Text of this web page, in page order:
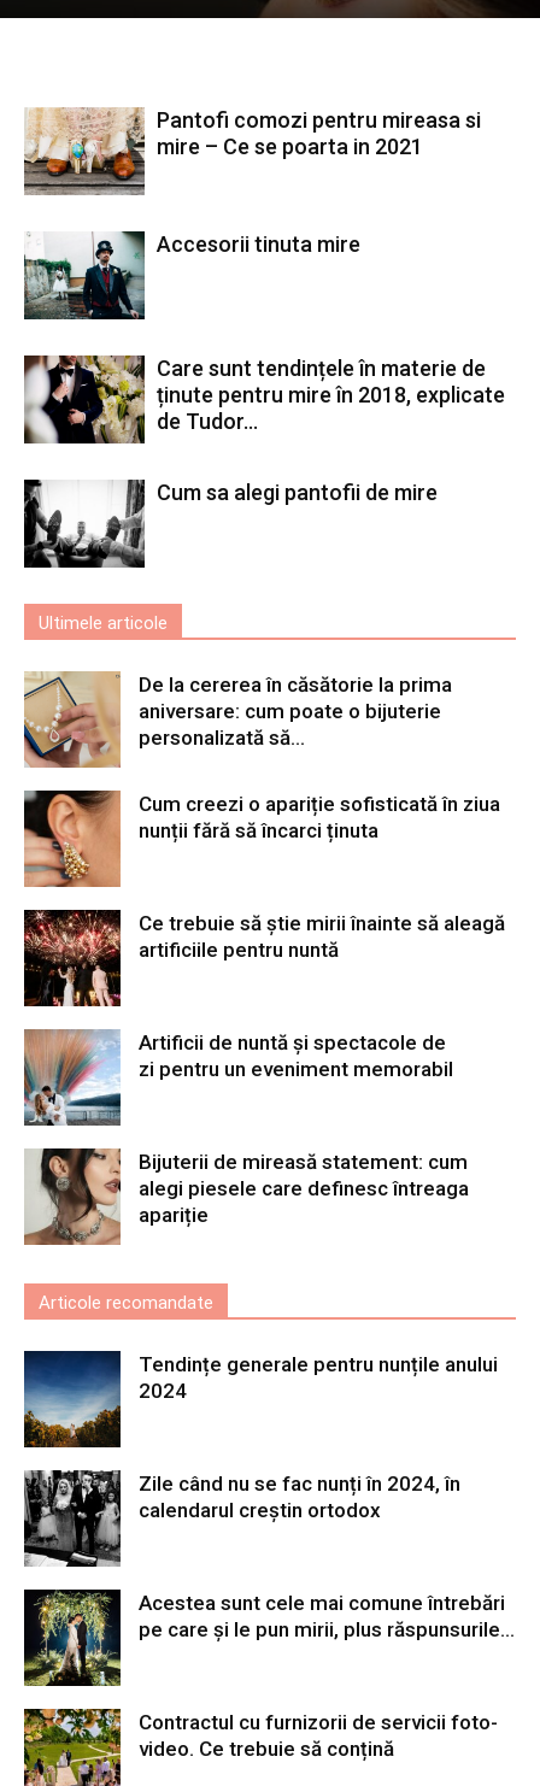
Pantofi comozi pentru mireasa si
mire – Ce se poarta in 2021
Accesorii tinuta mire
Care sunt tendințele în materie de
ținute pentru mire în 2018, explicate
de Tudor...
Cum sa alegi pantofii de mire
Ultimele articole
De la cererea în căsătorie la prima
aniversare: cum poate o bijuterie
personalizată să...
Cum creezi o apariție sofisticată în ziua
nunții fără să încarci ținuta
Ce trebuie să știe mirii înainte să aleagă
artificiile pentru nuntă
Artificii de nuntă și spectacole de
zi pentru un eveniment memorabil
Bijuterii de mireasă statement: cum
alegi piesele care definesc întreaga
apariție
Articole recomandate
Tendințe generale pentru nunțile anului
2024
Zile când nu se fac nunți în 2024, în
calendarul creștin ortodox
Acestea sunt cele mai comune întrebări
pe care și le pun mirii, plus răspunsurile...
Contractul cu furnizorii de servicii foto-
video. Ce trebuie să conțină